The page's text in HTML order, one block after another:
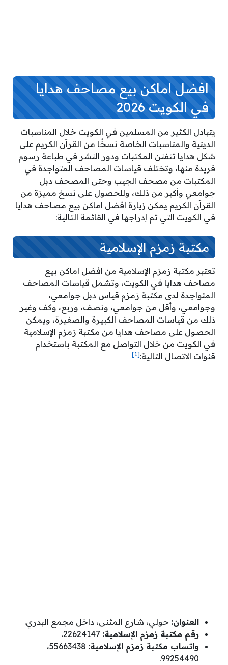
افضل اماكن بيع مصاحف هدايا
في الكويت 2026
يتبادل الكثير من المسلمين في الكويت خلال المناسبات
الدينية والمناسبات الخاصة نسخًا من القرآن الكريم على
شكل هدايا تتفنن المكتبات ودور النشر في طباعة رسوم
فريدة منها، وتختلف قياسات المصاحف المتواجدة في
المكتبات من مصحف الجيب وحتى المصحف دبل
جوامعي وأكبر من ذلك، وللحصول على نسخ مميزة من
القرآن الكريم يمكن زيارة افضل اماكن بيع مصاحف هدايا
في الكويت التي تم إدراجها في القائمة التالية:
مكتبة زمزم الإسلامية
تعتبر مكتبة زمزم الإسلامية من افضل اماكن بيع
مصاحف هدايا في الكويت، وتشمل قياسات المصاحف
المتواجدة لدى مكتبة زمزم قياس دبل جوامعي،
وجوامعي، وأقل من جوامعي، ونصف، وربع، وكف وغير
ذلك من قياسات المصاحف الكبيرة والصغيرة، ويمكن
الحصول على مصاحف هدايا من مكتبة زمزم الإسلامية
في الكويت من خلال التواصل مع المكتبة باستخدام
قنوات الاتصال التالية:[1]
العنوان: حولي، شارع المثنى، داخل مجمع البدري.
رقم مكتبة زمزم الإسلامية:
واتساب مكتبة زمزم الإسلامية:
55663438،
99254490.